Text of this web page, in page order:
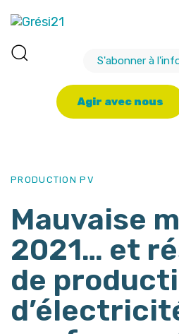
S'abonner à
Agir avec nous
PRODUCTION PV
Mauvaise
2021… et
de